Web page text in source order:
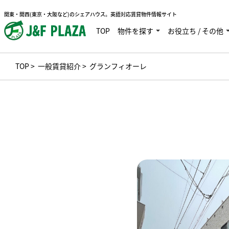
関東・関西(東京・大阪など)のシェアハウス。英語対応賃貸物件情報サイト
TOP 物件を探す お役立ち / その他
TOP> 一般賃貸紹介> グランフィオーレ